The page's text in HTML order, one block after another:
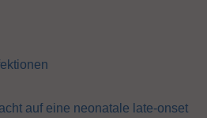
auf eine neonatale late-onset